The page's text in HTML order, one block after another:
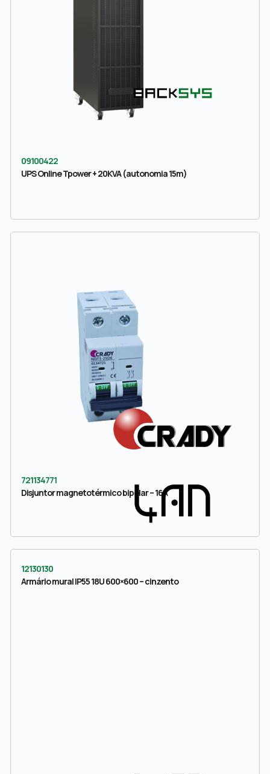
09100422
UPS Online Tpower + 20KVA (autonomia 15m)
721134771
Disjuntor magnetotérmico bipolar – 16A
12130130
Armário mural IP55 18U 600×600 – cinzento